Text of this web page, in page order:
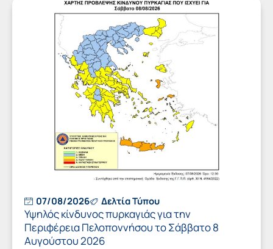
07/08/2026 Δελτία Τύπου
Υψηλός κίνδυνος πυρκαγιάς για την
Περιφέρεια Πελοποννήσου το Σάββατο 8
Αυγούστου 2026